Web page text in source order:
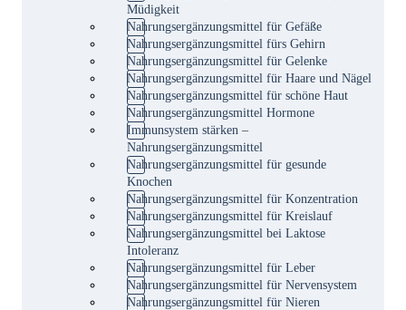
Müdigkeit
Nahrungsergänzungsmittel für Gefäße
Nahrungsergänzungsmittel fürs Gehirn
Nahrungsergänzungsmittel für Gelenke
Nahrungsergänzungsmittel für Haare und Nägel
Nahrungsergänzungsmittel für schöne Haut
Nahrungsergänzungsmittel Hormone
Immunsystem stärken –
Nahrungsergänzungsmittel
Nahrungsergänzungsmittel für gesunde
Knochen
Nahrungsergänzungsmittel für Konzentration
Nahrungsergänzungsmittel für Kreislauf
Nahrungsergänzungsmittel bei Laktose
Intoleranz
Nahrungsergänzungsmittel für Leber
Nahrungsergänzungsmittel für Nervensystem
Nahrungsergänzungsmittel für Nieren